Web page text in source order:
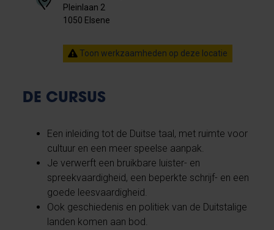
Pleinlaan 2
1050 Elsene
Toon werkzaamheden op deze locatie
DE CURSUS
Een inleiding tot de Duitse taal, met ruimte voor
cultuur en een meer speelse aanpak.
Je verwerft een bruikbare luister- en
spreekvaardigheid, een beperkte schrijf- en een
goede leesvaardigheid.
Ook geschiedenis en politiek van de Duitstalige
landen komen aan bod.